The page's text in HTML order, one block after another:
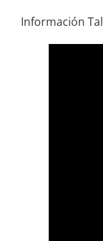
Información